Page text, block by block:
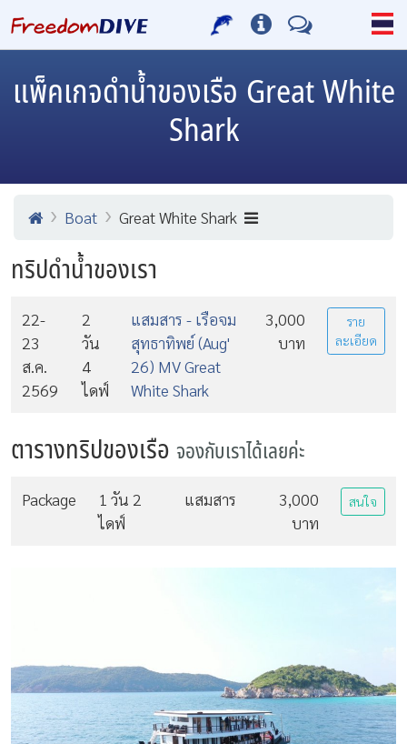
แพ็คเกจดำน้ำของเรือ Great White
Shark
Boat Great White Shark
ทริปดำน้ำของเรา
22-
23
ส.ค.
2569
2
วัน
4
ไดฟ์
แสมสาร - เรือจม
สุทธาทิพย์ (Aug'
26) MV Great
White Shark
3,000
บาท
ราย
ละเอียด
ตารางทริปของเรือ จองกับเราได้เลยค่ะ
Package
1 วัน 2
ไดฟ์
แสมสาร
3,000
บาท
สนใจ